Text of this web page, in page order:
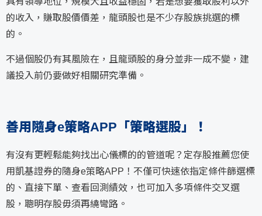
的收入，賺取股價價差，龍頭股也是不少存股族挑選的標
的。
不過個股仍有其風險在，且龍頭股的身分並非一成不變，建
議投入前仍要做好相關研究準備。
善用隨身e策略APP「策略選股」！
有沒有更輕鬆能夠找出心儀標的的管道呢？定存股推薦您使
用凱基證券的隨身e策略APP！不僅可快速依指定條件篩選標
的、直接下單、查看回測績效，也可加入多項條件交叉選
股，聰明存股毋須再繞彎路。